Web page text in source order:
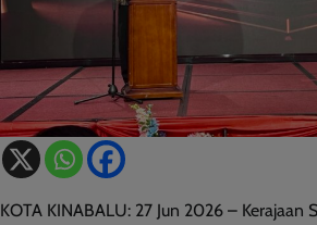
KOTA KINABALU: 27 Jun 2026 – Kerajaan